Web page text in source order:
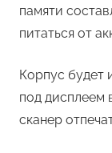
памяти
питаться от
Корпус будет
под дисплеем
сканер